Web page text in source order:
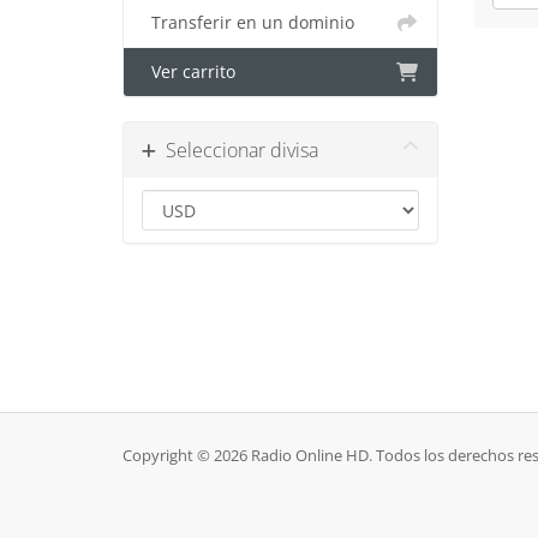
Transferir en un dominio
Ver carrito
Seleccionar divisa
Copyright © 2026 Radio Online HD. Todos los derechos